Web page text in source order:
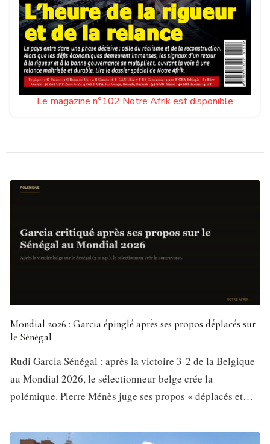
Le magazine n°102 Notre Afrik est disponible
Mondial 2026 : Garcia épinglé après ses propos déplacés sur
le Sénégal
Rudi Garcia Sénégal : après la victoire 3-2 de la Belgique
au Mondial 2026, le sélectionneur belge crée la
polémique. Pierre Ménès juge ses propos « déplacés et…